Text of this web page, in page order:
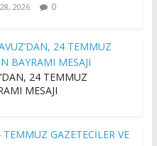
2026 0
24 TEMMUZ
MESAJI